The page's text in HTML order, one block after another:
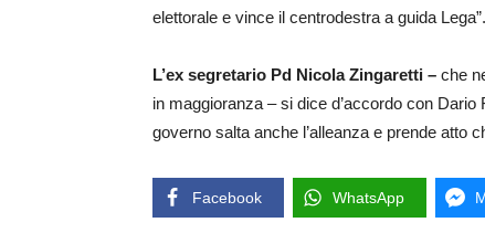
elettorale e vince il centrodestra a guida Lega”.
L’ex segretario Pd Nicola Zingaretti – che
in maggioranza – si dice d’accordo con
governo salta anche l’alleanza e prende atto
Facebook WhatsApp